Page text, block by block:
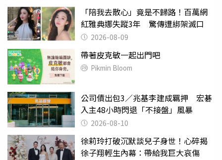
「陪我去散心」竟是不歸路！百萬網
紅雅典娜失蹤3年 驚傳遭綁架滅口
2026-08-09
帶著皮克敏一起出門吧
Pikmin Bloom
公司債出包3／兆基李建成羈押 宏碁
入主48小時閃退「不接盤」風暴
2026-08-10
徐莉玲打破沉默談兒子身世！心碎揭
徐子翔輕生內幕：帶給我巨大哀傷